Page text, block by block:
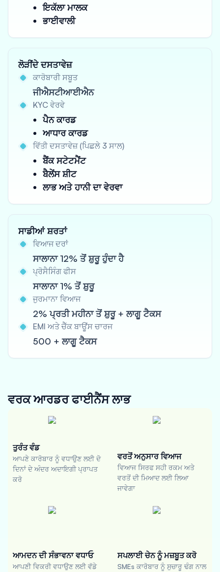
ਇਕੱਲਾ ਮਾਲਕ
ਭਾਈਵਾਲੀ
ਲੋੜੀਂਦੇ ਦਸਤਾਵੇਜ਼
ਕਾਰੋਬਾਰੀ ਸਬੂਤ
ਜੀਐਸਟੀਆਈਐਨ
KYC ਵੇਰਵੇ
ਪੈਨ ਕਾਰਡ
ਆਧਾਰ ਕਾਰਡ
ਵਿੱਤੀ ਦਸਤਾਵੇਜ਼ (ਪਿਛਲੇ 3 ਸਾਲ)
ਬੈਂਕ ਸਟੇਟਮੈਂਟ
ਬੈਲੇਂਸ ਸ਼ੀਟ
ਲਾਭ ਅਤੇ ਹਾਨੀ ਦਾ ਵੇਰਵਾ
ਸਾਡੀਆਂ ਸ਼ਰਤਾਂ
ਵਿਆਜ ਦਰਾਂ
ਸਾਲਾਨਾ 12% ਤੋਂ ਸ਼ੁਰੂ ਹੁੰਦਾ ਹੈ
ਪ੍ਰੋਸੈਸਿੰਗ ਫੀਸ
ਸਾਲਾਨਾ 1% ਤੋਂ ਸ਼ੁਰੂ
ਜੁਰਮਾਨਾ ਵਿਆਜ
2% ਪ੍ਰਤੀ ਮਹੀਨਾ ਤੋਂ ਸ਼ੁਰੂ + ਲਾਗੂ ਟੈਕਸ
EMI ਅਤੇ ਚੈੱਕ ਬਾਊਂਸ ਚਾਰਜ
500 + ਲਾਗੂ ਟੈਕਸ
ਵਰਕ ਆਰਡਰ ਫਾਈਨੈਂਸਲਾਭ
ਤੁਰੰਤ ਵੰਡ
ਆਪਣੇ ਕਾਰੋਬਾਰ ਨੂੰ ਵਧਾਉਣ ਲਈ ਦੋ
ਦਿਨਾਂ ਦੇ ਅੰਦਰ ਅਦਾਇਗੀ ਪ੍ਰਾਪਤ
ਕਰੋ
ਵਰਤੋਂ ਅਨੁਸਾਰ ਵਿਆਜ
ਵਿਆਜ ਸਿਰਫ ਸਹੀ ਰਕਮ ਅਤੇ
ਵਰਤੋਂ ਦੀ ਮਿਆਦ ਲਈ ਲਿਆ
ਜਾਵੇਗਾ
ਆਮਦਨ ਦੀ ਸੰਭਾਵਨਾ ਵਧਾਓ
ਆਪਣੀ ਵਿਕਰੀ ਵਧਾਉਣ ਲਈ ਵੱਡੇ
ਸਪਲਾਈ ਚੇਨ ਨੂੰ ਮਜ਼ਬੂਤ ਕਰੋ
SMEs ਕਾਰੋਬਾਰ ਨੂੰ ਸੁਚਾਰੂ ਢੰਗ ਨਾਲ